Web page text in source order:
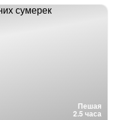
Пешая
2.5 часа